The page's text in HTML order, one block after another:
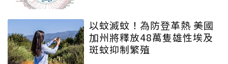
以蚊滅蚊！為防登革熱 美國
加州將釋放48萬隻雄性埃及
斑蚊抑制繁殖